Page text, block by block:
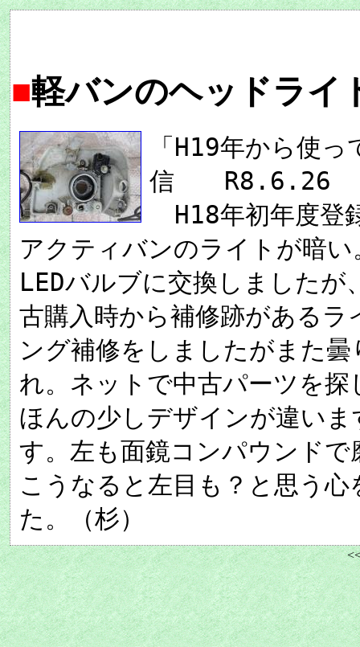
■軽バンのヘッドライ
「H19年から使
信 R8.6.26
H18年初年度登
アクティバンのライトが暗
LEDバルブに交換しました
古購入時から補修跡がある
ング補修をしましたがまた
れ。ネットで中古パーツを
ほんの少しデザインが違い
す。左も面鏡コンパウンド
こうなると左目も？と思う
た。（杉）